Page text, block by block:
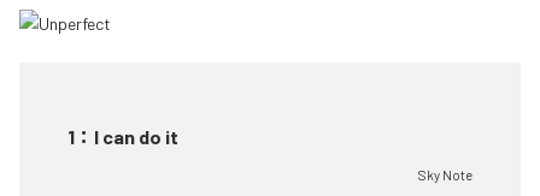
1 ： I can do it
Sky Note